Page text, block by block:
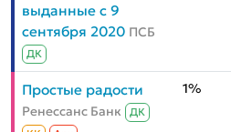
выданные с 9
сентября 2020 ПСБ
ДК
Простые радости
Ренессанс Банк
ДК
1%